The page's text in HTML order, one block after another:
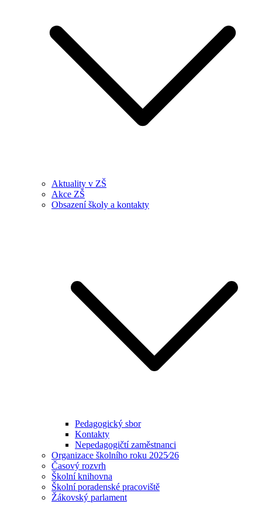
Aktuality v ZŠ
Akce ZŠ
Obsazení školy a kontakty
Pedagogický sbor
Kontakty
Nepedagogičtí zaměstnanci
Organizace školního roku 2025⁄26
Časový rozvrh
Školní knihovna
Školní poradenské pracoviště
Žákovský parlament